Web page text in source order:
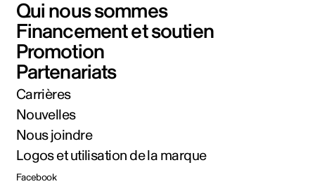
Qui nous sommes
Financement et soutien
Promotion
Partenariats
Carrières
Nouvelles
Nous joindre
Logos et utilisation de la marque
Facebook